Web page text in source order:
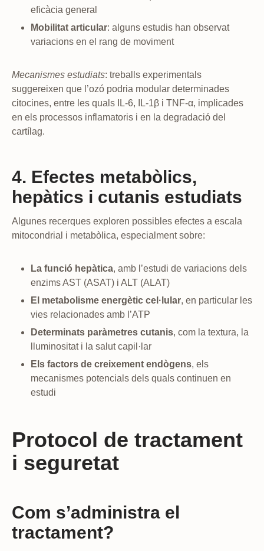
eficàcia general
Mobilitat articular: alguns estudis han observat
variacions en el rang de moviment
Mecanismes estudiats: treballs experimentals
suggereixen que l’ozó podria modular determinades
citocines, entre les quals IL-6, IL-1β i TNF-α, implicades
en els processos inflamatoris i en la degradació del
cartílag.
4. Efectes metabòlics,
hepàtics i cutanis estudiats
Algunes recerques exploren possibles efectes a escala
mitocondrial i metabòlica, especialment sobre:
La funció hepàtica, amb l’estudi de variacions dels
enzims AST (ASAT) i ALT (ALAT)
El metabolisme energètic cel·lular, en particular les
vies relacionades amb l’ATP
Determinats paràmetres cutanis, com la textura, la
lluminositat i la salut capil·lar
Els factors de creixement endògens, els
mecanismes potencials dels quals continuen en
estudi
Protocol de tractament
i seguretat
Com s’administra el
tractament?